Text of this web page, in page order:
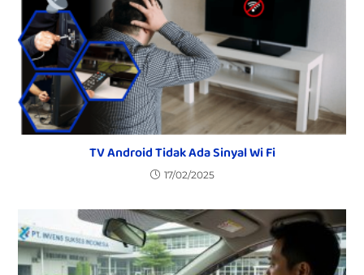
TV Android Tidak Ada Sinyal Wi Fi
17/02/2025